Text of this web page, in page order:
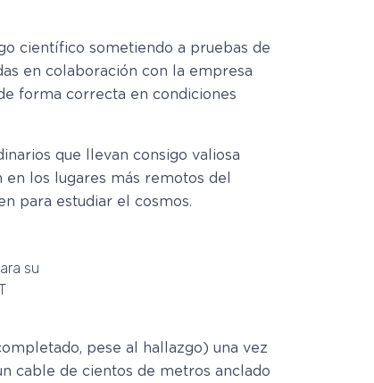
científico sometiendo a pruebas de
en colaboración con la empresa
forma correcta en condiciones
que llevan consigo valiosa
los lugares más remotos del
para estudiar el cosmos.
su
pese al hallazgo) una vez
cable de cientos de metros anclado